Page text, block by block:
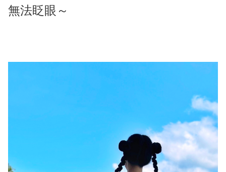
無法眨眼～